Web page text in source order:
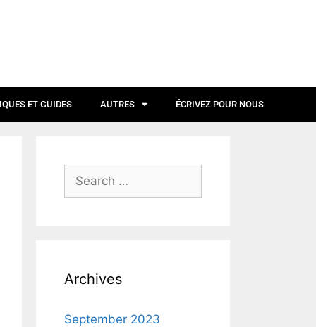
ET GUIDES AUTRES ÉCRIVEZ POUR NOUS
Archives
September 2023